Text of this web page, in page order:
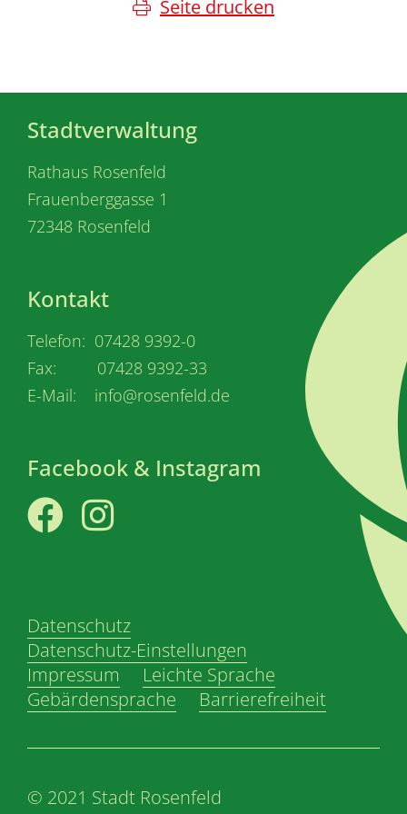
Seite drucken
Stadtverwaltung
Rathaus Rosenfeld
Frauenberggasse 1
72348 Rosenfeld
Kontakt
Telefon: 07428 9392-0
Fax: 07428 9392-33
E-Mail: info@rosenfeld.de
Facebook & Instagram
Datenschutz
Datenschutz-Einstellungen
Impressum
Leichte Sprache
Gebärdensprache
Barrierefreiheit
© 2021 Stadt Rosenfeld